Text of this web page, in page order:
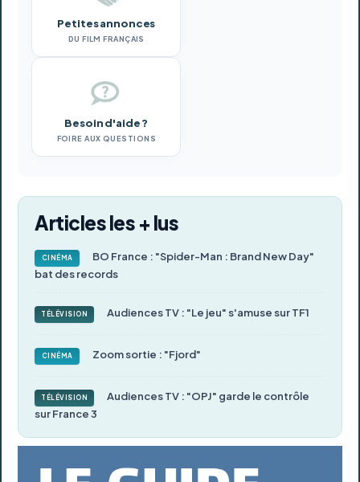
Petites annonces
DU FILM FRANÇAIS
Besoin d'aide ?
FOIRE AUX QUESTIONS
Articles les + lus
CINÉMA
BO France : "Spider-Man : Brand New Day"
bat des records
TÉLÉVISION Audiences TV : "Le jeu" s'amuse sur TF1
CINÉMA Zoom sortie : "Fjord"
TÉLÉVISION
Audiences TV : "OPJ" garde le contrôle
sur France 3